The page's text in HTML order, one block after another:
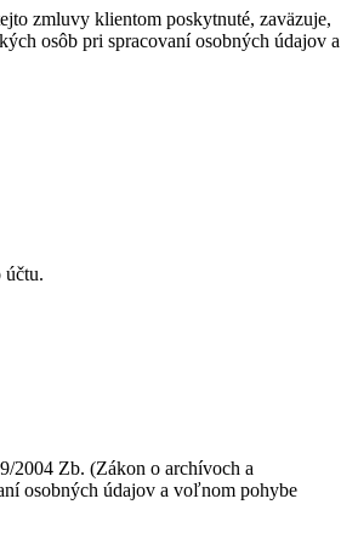
zmluvy klientom poskytnuté, zaväzuje,
osôb pri spracovaní osobných údajov a
účtu.
2004 Zb. (Zákon o archívoch a
osobných údajov a voľnom pohybe